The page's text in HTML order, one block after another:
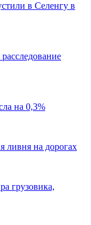
в Селенгу в
на 0,3%
ливня на дорогах
грузовика,